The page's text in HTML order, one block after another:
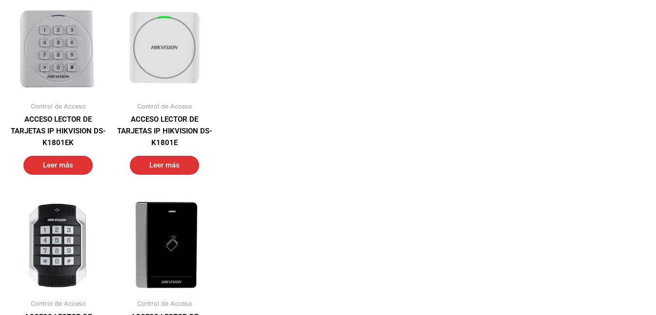
Control de Acceso
ACCESO LECTOR DE
TARJETAS IP HIKVISION DS-
K1801EK
Leer más
Control de Acceso
ACCESO LECTOR DE
TARJETAS IP HIKVISION DS-
K1801E
Leer más
Control de Acceso Control de Acceso